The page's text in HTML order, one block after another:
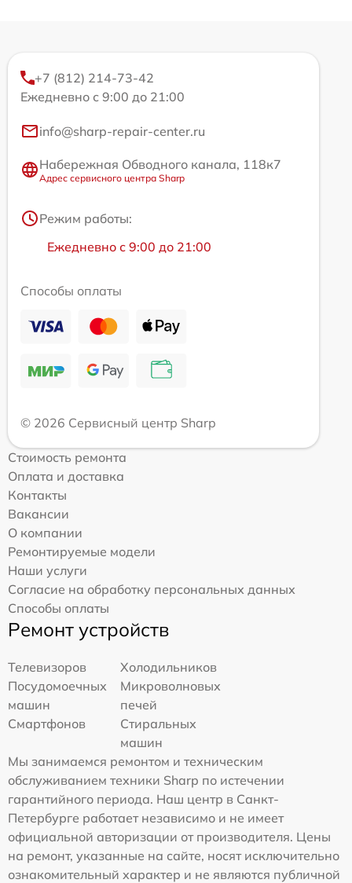
+7 (812) 214-73-42
Ежедневно с 9:00 до 21:00
info@sharp-repair-center.ru
Набережная Обводного канала, 118к7
Адрес сервисного центра Sharp
Режим работы:
Ежедневно с 9:00 до 21:00
Способы оплаты
© 2026 Сервисный центр Sharp
Стоимость ремонта
Оплата и доставка
Контакты
Вакансии
О компании
Ремонтируемые модели
Наши услуги
Согласие на обработку персональных данных
Способы оплаты
Ремонт устройств
Телевизоров
Холодильников
Посудомоечных
машин
Микроволновых
печей
Смартфонов
Стиральных
машин
Мы занимаемся ремонтом и техническим
обслуживанием техники Sharp по истечении
гарантийного периода. Наш центр в Санкт-
Петербурге работает независимо и не имеет
официальной авторизации от производителя. Цены
на ремонт, указанные на сайте, носят исключительно
ознакомительный характер и не являются публичной